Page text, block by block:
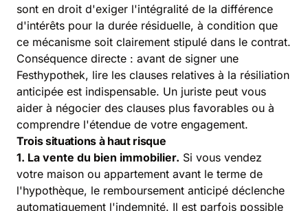
sont en droit d'exiger l'intégralité de la différence
d'intérêts pour la durée résiduelle, à condition que
ce mécanisme soit clairement stipulé dans le contrat.
Conséquence directe : avant de signer une
Festhypothek, lire les clauses relatives à la résiliation
anticipée est indispensable. Un juriste peut vous
aider à négocier des clauses plus favorables ou à
comprendre l'étendue de votre engagement.
Trois situations à haut risque
1. La vente du bien immobilier. Si vous vendez
votre maison ou appartement avant le terme de
l'hypothèque, le remboursement anticipé déclenche
automatiquement l'indemnité. Il est parfois possible